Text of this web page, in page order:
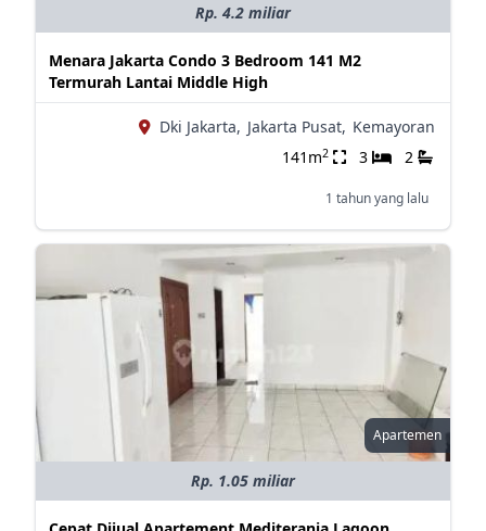
Rp. 4.2 miliar
Menara Jakarta Condo 3 Bedroom 141 M2
Termurah Lantai Middle High
Dki Jakarta, Jakarta Pusat, Kemayoran
141m2 3 2
1 tahun yang lalu
Apartemen
Rp. 1.05 miliar